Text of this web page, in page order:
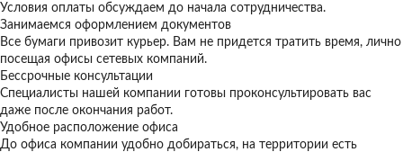
Условия оплаты обсуждаем до начала сотрудничества.
Занимаемся оформлением документов
Все бумаги привозит курьер. Вам не придется тратить время, лично
посещая офисы сетевых компаний.
Бессрочные консультации
Специалисты нашей компании готовы проконсультировать вас
даже после окончания работ.
Удобное расположение офиса
До офиса компании удобно добираться, на территории есть